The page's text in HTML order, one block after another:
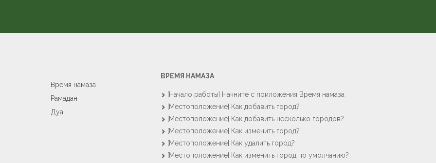
Время намаза
Рамадан
Дуа
ВРЕМЯ НАМАЗА
[Начало работы] Начните с приложения Время намаза
[Местоположение] Как добавить город?
[Местоположение] Как добавить несколько городов?
[Местоположение] Как изменить город?
[Местоположение] Как удалить город?
[Местоположение] Как изменить город по умолчанию?